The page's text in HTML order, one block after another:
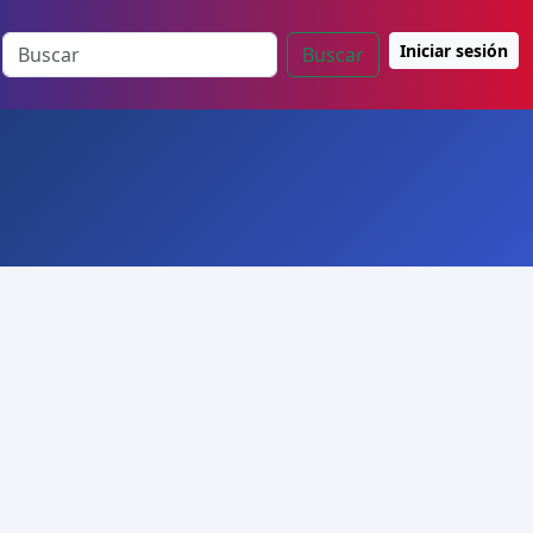
Buscar Iniciar sesión